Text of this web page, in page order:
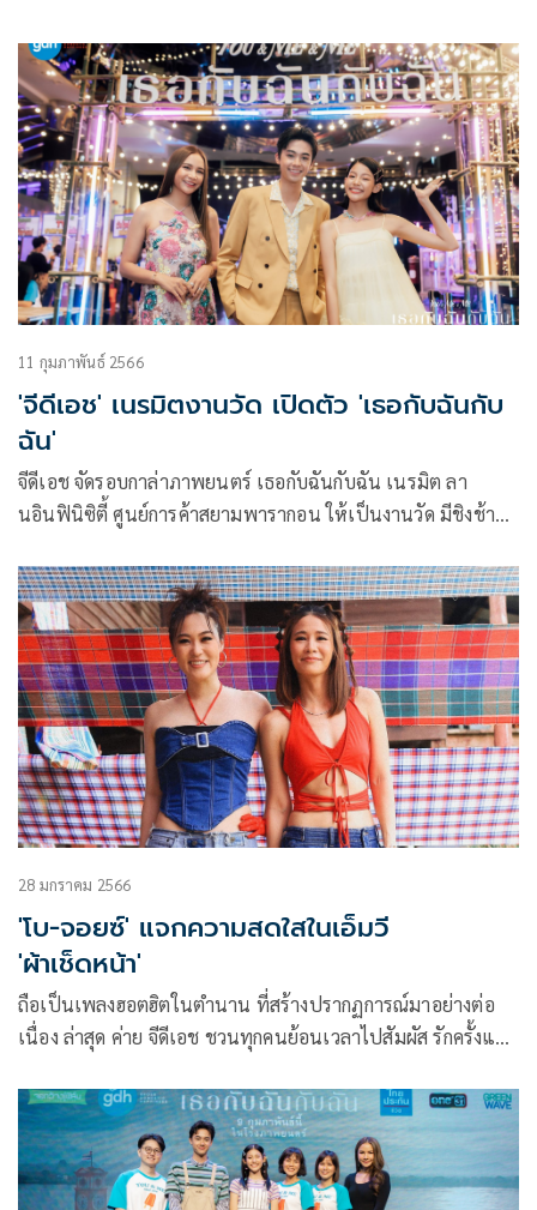
ภาพยนตร์มานาน
11 กุมภาพันธ์ 2566
'จีดีเอช' เนรมิตงานวัด เปิดตัว 'เธอกับฉันกับ
ฉัน'
จีดีเอช จัดรอบกาล่าภาพยนตร์ เธอกับฉันกับฉัน เนรมิต ลา
นอินฟินิซิตี้ ศูนย์การค้าสยามพารากอน ให้เป็นงานวัด มีชิงช้า
ชมบรรยากาศบนเวที โดยได้พิธีกรสุดฮอต โบ-ธนากร ชินกูล รับ
หน้าที่พูดคุยกับโปรดิวเซอร์ โต้ง-บรรจง ปิสัญธนะกูล และสองผู้
กำกับฝาแฝด วรรณแวว-แวววรรณ หงษ์วิวัฒน์
28 มกราคม 2566
'โบ-จอยซ์' แจกความสดใสในเอ็มวี
'ผ้าเช็ดหน้า'
ถือเป็นเพลงฮอตฮิตในตำนาน ที่สร้างปรากฏการณ์มาอย่างต่อ
เนื่อง ล่าสุด ค่าย จีดีเอช ชวนทุกคนย้อนเวลาไปสัมผัส รักครั้งแรก
เธอกับฉันกับฉัน ในเวอร์ชันสุดพิเศษ โดยศิลปิน Triumphs
Kingdom Feat. ยู & มี & หมาก